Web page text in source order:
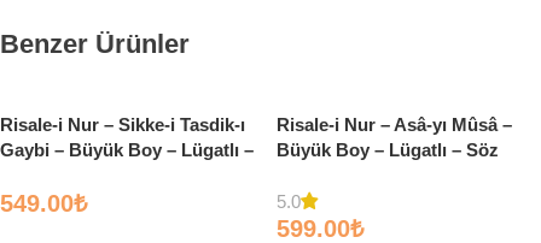
Benzer Ürünler
Risale-i Nur – Sikke-i Tasdik-ı
Gaybi – Büyük Boy – Lügatlı –
549.00₺
Risale-i Nur – Asâ-yı Mûsâ –
Büyük Boy – Lügatlı – Söz
5.0
599.00₺